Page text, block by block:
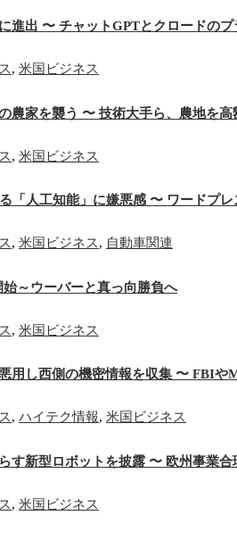
進出 〜 チャットGPTとクロードの
, 米国ビジネス
農家を襲う 〜 技術大手ら、農地を高
, 米国ビジネス
「人工知能」に嫌悪感 〜 ワードプ
, 米国ビジネス, 自動車関連
～ウーバーと真っ向勝負へ
, 米国ビジネス
用し西側の機密情報を収集 〜 FBI
, ハイテク情報, 米国ビジネス
す新型ロボットを披露 〜 欧州事業
, 米国ビジネス